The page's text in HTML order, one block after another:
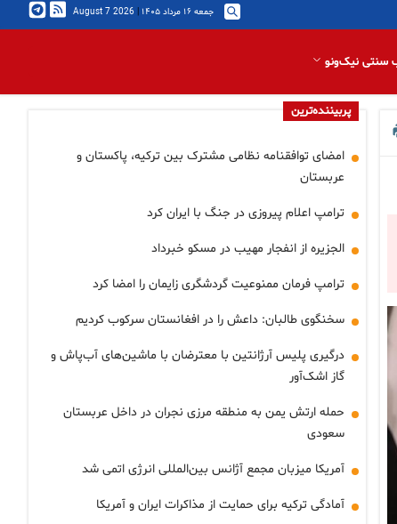
جمعه ۱۶ مرداد ۱۴۰۵ |
2026 August 7
سنتی نیک‌ونو
پربیننده‌ترین
امضای توافقنامه نظامی مشترک بین ترکیه، پاکستان و
عربستان
ترامپ اعلام پیروزی در جنگ با ایران کرد
الجزیره از انفجار مهیب در مسکو خبرداد
ترامپ فرمان ممنوعیت گردشگری زایمان را امضا کرد
سخنگوی طالبان: داعش را در افغانستان سرکوب کردیم
درگیری پلیس آرژانتین با معترضان با ماشین‌های آب‌پاش و
گاز اشک‌آور
حمله ارتش یمن به منطقه مرزی نجران در داخل عربستان
سعودی
آمریکا میزبان مجمع آژانس بین‌المللی انرژی اتمی شد
آمادگی ترکیه برای حمایت از مذاکرات ایران و آمریکا